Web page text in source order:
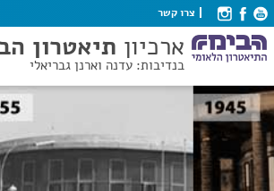
צרו קשר
ארכיון תיאטרון
בנדיבות: עדנה וארנן גבריאלי